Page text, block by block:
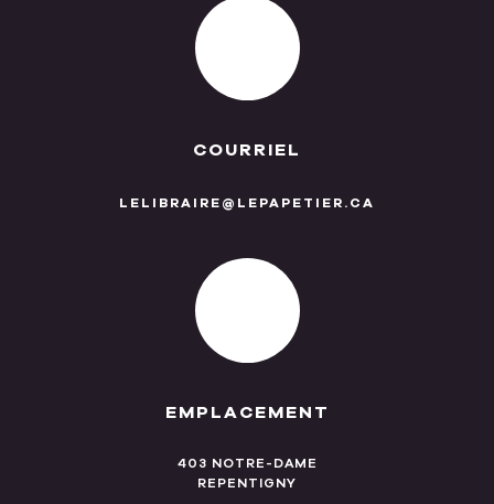
COURRIEL
LELIBRAIRE@LEPAPETIER.CA
EMPLACEMENT
403 NOTRE-DAME
REPENTIGNY